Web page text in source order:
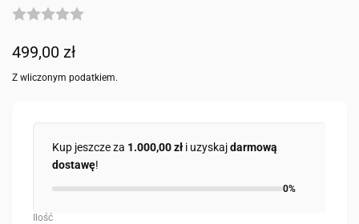
Cena
regularna
499,00 zł
Z wliczonym podatkiem.
Kup jeszcze za 1.000,00 zł i uzyskajdarmową
dostawę!
0%
Ilość